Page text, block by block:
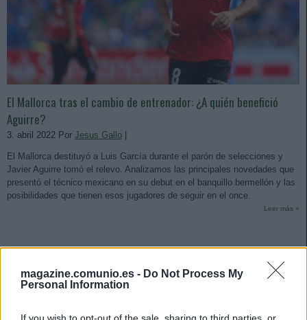
magazine.comunio.es - Do Not Process My
Personal Information
El Mallorca tras el cambio de entrenador: ¿A quién benefició
Aguirre?
3. abril 2022 Por Jesus Gallo |
El Mallorca destituyó a Luis García durante el parón de selecciones y
Javier Aguirre tomó el relevo. Analizamos las principales novedades que
presentó el técnico mexicano en su debut en el banquillo bermellón y las
posibilidades que tienen esos jugadores de seguir en el once.
Leer más »